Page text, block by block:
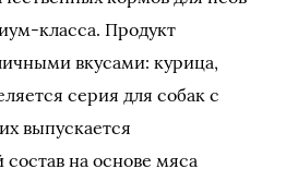
класса. Продукт
вкусами: курица,
серия для собак с
выпускается
на основе мяса